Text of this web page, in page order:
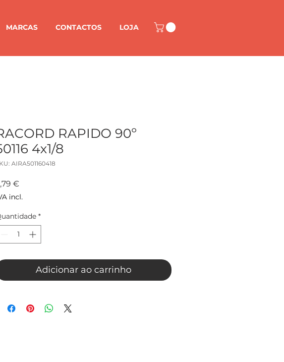
MARCAS CONTACTOS LOJA
RAPIDO 90º
4x1/8
AIRA501160418
€
incl.
*
Adicionar ao carrinho